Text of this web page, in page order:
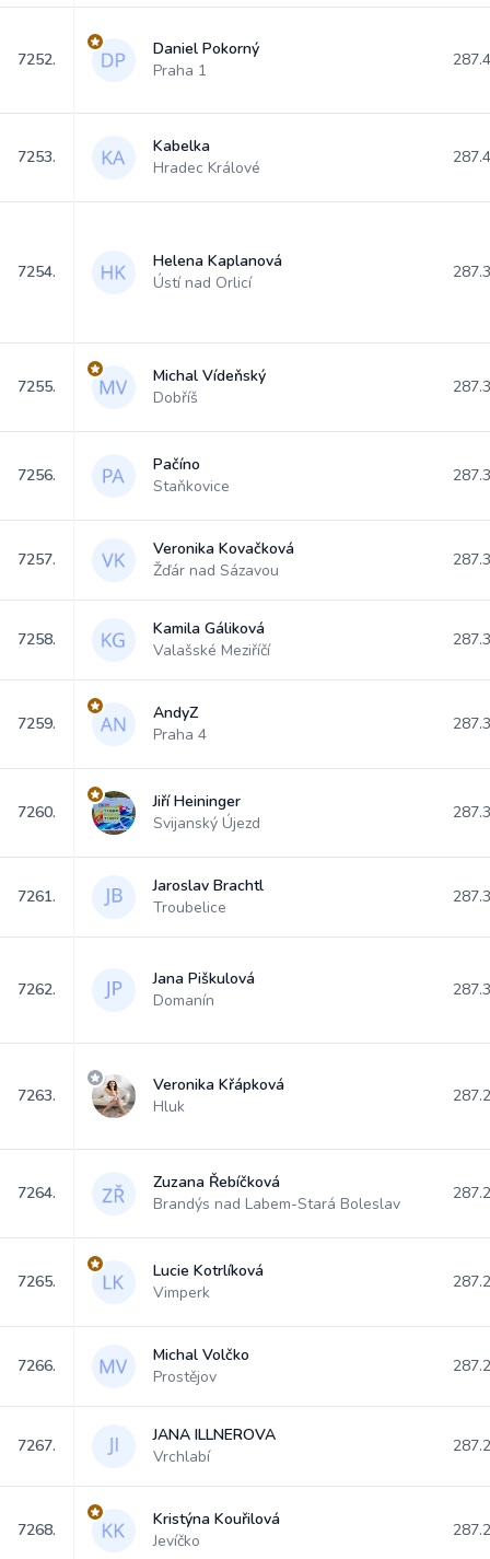
7252.
Daniel Pokorný
Praha 1
7253.
Kabelka
Hradec Králové
7254.
Helena Kaplanová
Ústí nad Orlicí
7255.
Michal Vídeňský
Dobříš
7256.
Pačíno
Staňkovice
7257.
Veronika Kovačková
Žďár nad Sázavou
7258.
Kamila Gáliková
Valašské Meziříčí
7259.
AndyZ
Praha 4
7260.
Jiří Heininger
Svijanský Újezd
7261.
Jaroslav Brachtl
Troubelice
7262.
Jana Piškulová
Domanín
7263.
Veronika Křápková
Hluk
7264.
Zuzana Řebíčková
Brandýs nad Labem-Stará Boleslav
7265.
Lucie Kotrlíková
Vimperk
7266.
Michal Volčko
Prostějov
7267.
JANA ILLNEROVA
Vrchlabí
7268.
Kristýna Kouřilová
Jevíčko